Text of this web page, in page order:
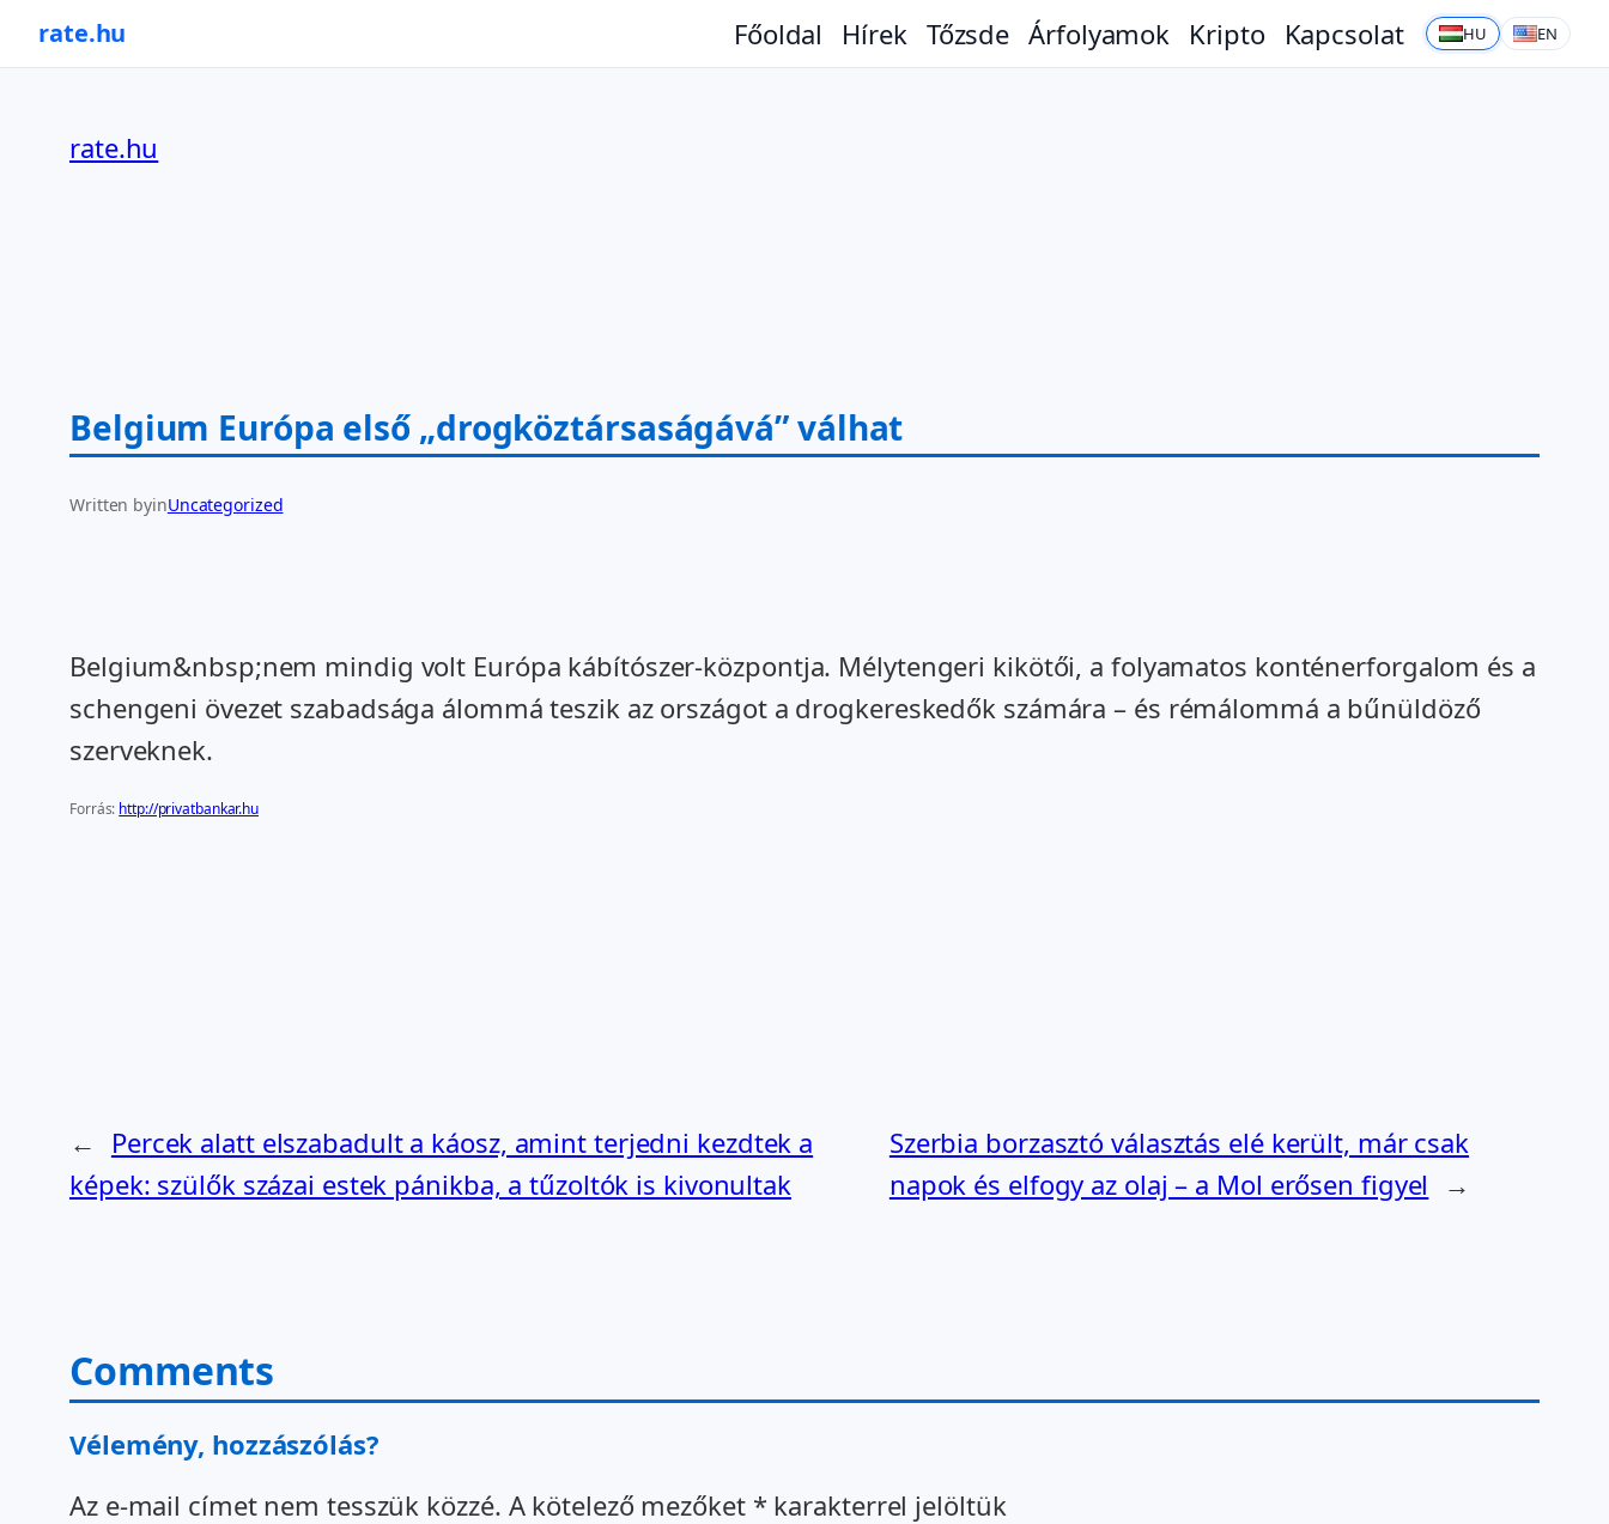
rate.hu Főoldal Hírek Tőzsde Árfolyamok Kripto Kapcsolat HU EN
rate.hu
Belgium Európa első „drogköztársaságává” válhat
Written byinUncategorized
Belgium&nbsp;nem mindig volt Európa kábítószer-központja. Mélytengeri kikötői, a folyamatos konténerforgalom és a
schengeni övezet szabadsága álommá teszik az országot a drogkereskedők számára – és rémálommá a bűnüldöző
szerveknek.
Forrás: http://privatbankar.hu
←
Percek alatt elszabadult a káosz, amint terjedni kezdtek a
képek: szülők százai estek pánikba, a tűzoltók is kivonultak
Szerbia borzasztó választás elé került, már csak
napok és elfogy az olaj – a Mol erősen figyel
→
Comments
Vélemény, hozzászólás?
Az e-mail címet nem tesszük közzé. A kötelező mezőket * karakterrel jelöltük